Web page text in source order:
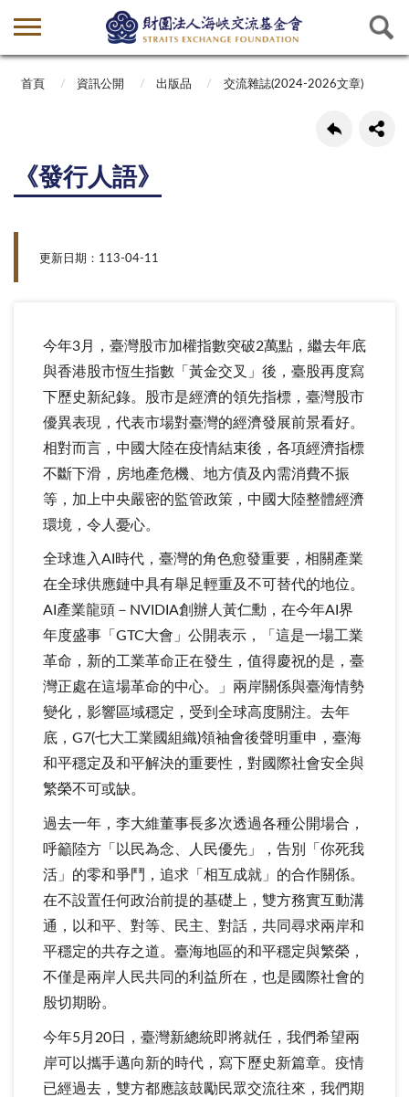
首頁 資訊公開 出版品 交流雜誌(2024-2026文章)
《發行人語》
更新日期：113-04-11
今年3月，臺灣股市加權指數突破2萬點，繼去年底
與香港股市恆生指數「黃金交叉」後，臺股再度寫
下歷史新紀錄。股市是經濟的領先指標，臺灣股市
優異表現，代表市場對臺灣的經濟發展前景看好。
相對而言，中國大陸在疫情結束後，各項經濟指標
不斷下滑，房地產危機、地方債及內需消費不振
等，加上中央嚴密的監管政策，中國大陸整體經濟
環境，令人憂心。
全球進入AI時代，臺灣的角色愈發重要，相關產業
在全球供應鏈中具有舉足輕重及不可替代的地位。
AI產業龍頭－NVIDIA創辦人黃仁勳，在今年AI界
年度盛事「GTC大會」公開表示，「這是一場工業
革命，新的工業革命正在發生，值得慶祝的是，臺
灣正處在這場革命的中心。」兩岸關係與臺海情勢
變化，影響區域穩定，受到全球高度關注。去年
底，G7(七大工業國組織)領袖會後聲明重申，臺海
和平穩定及和平解決的重要性，對國際社會安全與
繁榮不可或缺。
過去一年，李大維董事長多次透過各種公開場合，
呼籲陸方「以民為念、人民優先」，告別「你死我
活」的零和爭鬥，追求「相互成就」的合作關係。
在不設置任何政治前提的基礎上，雙方務實互動溝
通，以和平、對等、民主、對話，共同尋求兩岸和
平穩定的共存之道。臺海地區的和平穩定與繁榮，
不僅是兩岸人民共同的利益所在，也是國際社會的
殷切期盼。
今年5月20日，臺灣新總統即將就任，我們希望兩
岸可以攜手邁向新的時代，寫下歷史新篇章。疫情
已經過去，雙方都應該鼓勵民眾交流往來，我們期